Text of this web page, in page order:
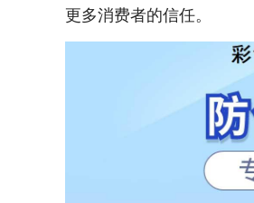
更多消费者的信任。